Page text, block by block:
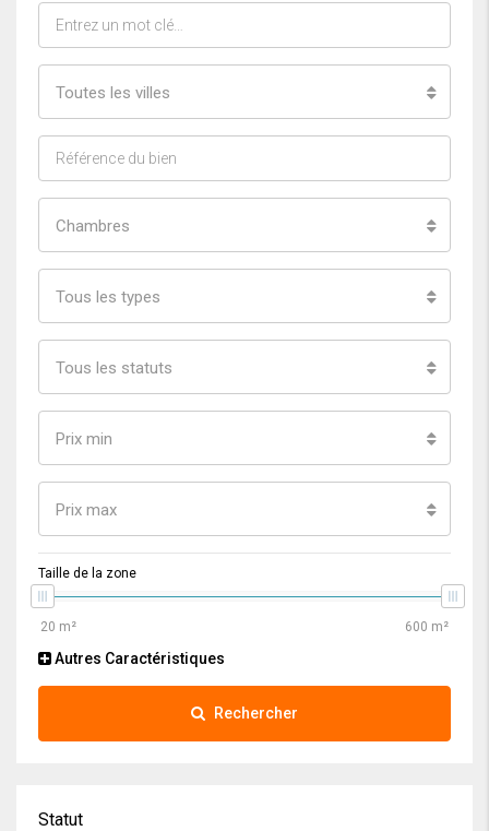
Toutes les villes
Chambres
Tous les types
Tous les statuts
Prix min
Prix max
Taille de la zone
Autres Caractéristiques
Rechercher
Statut